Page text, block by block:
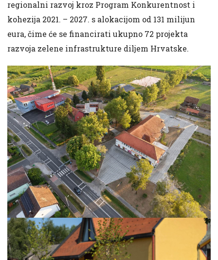
regionalni razvoj kroz Program Konkurentnost i
kohezija 2021. – 2027. s alokacijom od 131 milijun
eura, čime će se financirati ukupno 72 projekta
razvoja zelene infrastrukture diljem Hrvatske.